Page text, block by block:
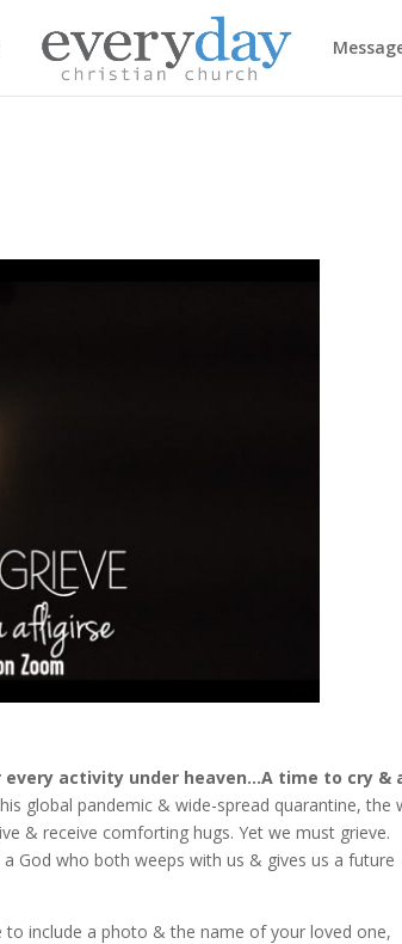
activity under heaven…A time to cry &
global pandemic & wide-spread quarantine, the
& receive comforting hugs. Yet we must grieve.
God who both weeps with us & gives us a future
include a photo & the name of your loved one,